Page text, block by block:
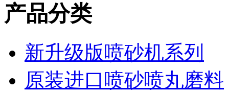
产品分类
新升级版喷砂机系列
原装进口喷砂喷丸磨料